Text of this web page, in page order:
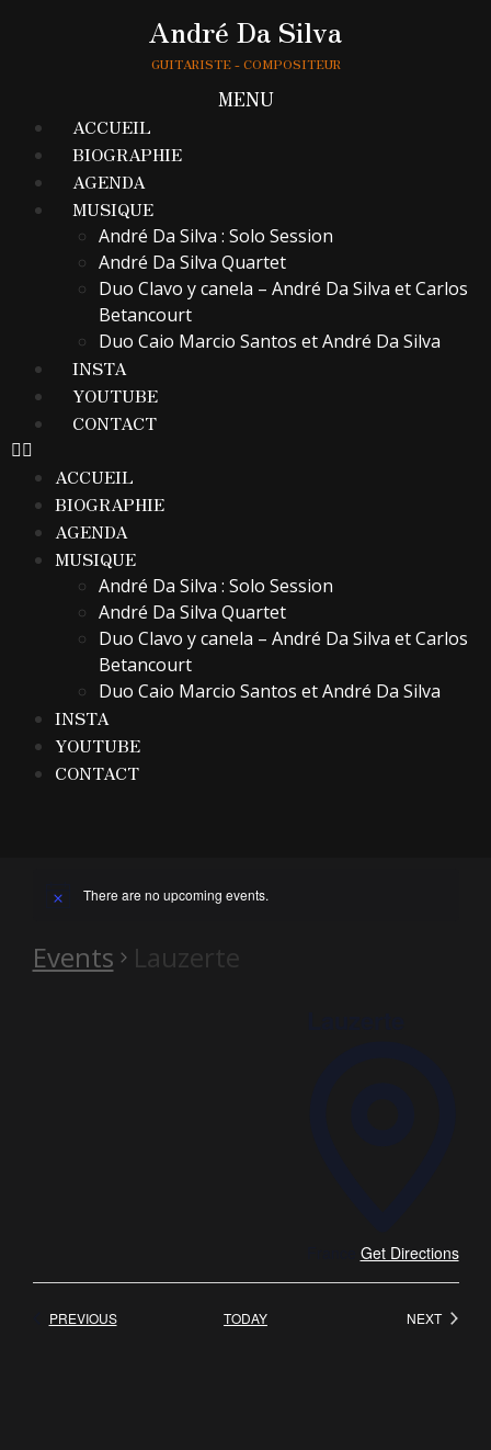
André Da Silva
GUITARISTE - COMPOSITEUR
MENU
ACCUEIL
BIOGRAPHIE
AGENDA
MUSIQUE
André Da Silva : Solo Session
André Da Silva Quartet
Duo Clavo y canela – André Da Silva et Carlos
Betancourt
Duo Caio Marcio Santos et André Da Silva
INSTA
YOUTUBE
CONTACT
ACCUEIL
BIOGRAPHIE
AGENDA
MUSIQUE
André Da Silva : Solo Session
André Da Silva Quartet
Duo Clavo y canela – André Da Silva et Carlos
Betancourt
Duo Caio Marcio Santos et André Da Silva
INSTA
YOUTUBE
CONTACT
There are no upcoming events.
Events Lauzerte
Get Directions
PREVIOUSEVENTS TODAY NEXT